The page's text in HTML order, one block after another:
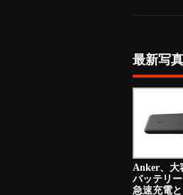
最新写
Anker、大
バッテリ
急速充電